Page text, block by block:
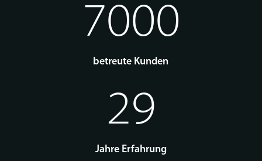
7000
betreute Kunden
29
Jahre Erfahrung